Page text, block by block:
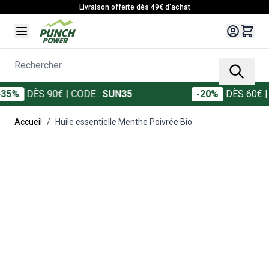
Livraison offerte dès 49€ d'achat
Rechercher...
DÈS 90€| CODE :SUN35 DÈS 60€|
Accueil / Huile essentielle Menthe Poivrée Bio